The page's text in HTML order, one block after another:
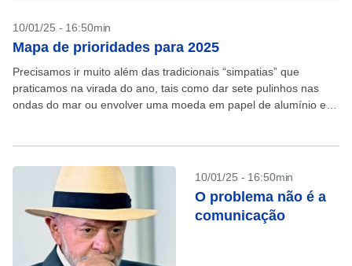
10/01/25 - 16:50min
Mapa de prioridades para 2025
Precisamos ir muito além das tradicionais “simpatias” que
praticamos na virada do ano, tais como dar sete pulinhos nas
ondas do mar ou envolver uma moeda em papel de alumínio e
10/01/25 - 16:50min
O problema não é a
comunicação